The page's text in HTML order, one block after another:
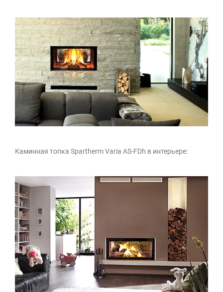
Каминная топка Spartherm Varia AS-FDh в интерьере: